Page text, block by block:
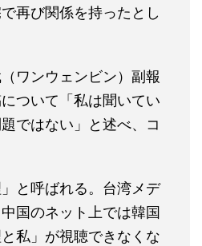
再び関係を持ったとし
ワンウェンビン）副報
ついて「私は聞いてい
ではない」と述べ、コ
と呼ばれる。台湾メデ
国のネット上では韓国
私」が視聴できなくな